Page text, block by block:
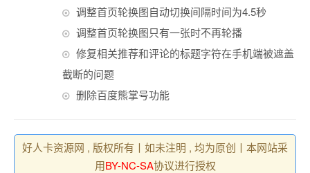
调整首页轮换图自动切换间隔时间为4.5秒
调整首页轮换图只有一张时不再轮播
修复相关推荐和评论的标题字符在手机端被遮盖
截断的问题
删除百度熊掌号功能
好人卡资源网 , 版权所有丨如未注明 , 均为原创丨本网站采
用BY-NC-SA协议进行授权